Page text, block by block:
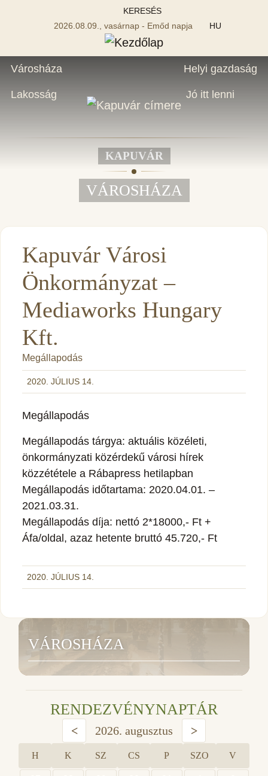
KERESÉS
2026.08.09., vasárnap - Emőd napja
HU
Városháza
Lakosság
Helyi gazdaság
Jó itt lenni
KAPUVÁR
VÁROSHÁZA
Kapuvár Városi
Önkormányzat –
Mediaworks Hungary
Kft.
Megállapodás
2020. JÚLIUS 14.
Megállapodás
Megállapodás tárgya: aktuális közéleti,
önkormányzati közérdekű városi hírek
közzététele a Rábapress hetilapban
Megállapodás időtartama: 2020.04.01. –
2021.03.31.
Megállapodás díja: nettó 2*18000,- Ft +
Áfa/oldal, azaz hetente bruttó 45.720,- Ft
2020. JÚLIUS 14.
VÁROSHÁZA
RENDEZVÉNYNAPTÁR
< 2026. augusztus >
H K SZ CS P SZO V